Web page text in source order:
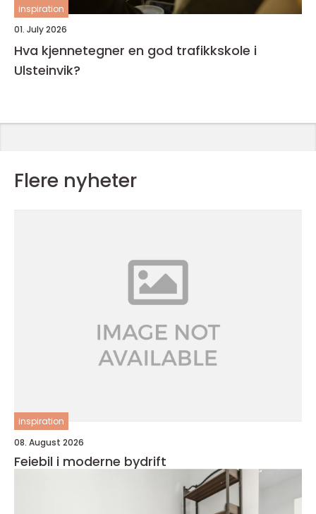
inspiration
01. July 2026
Hva kjennetegner en god trafikkskole i
Ulsteinvik?
Flere nyheter
inspiration
08. August 2026
Feiebil i moderne bydrift